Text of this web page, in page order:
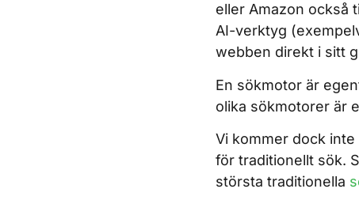
eller Amazon också
AI-verktyg
webben direkt i sitt
En sökmotor är
olika sökmotorer är
Vi kommer dock
för traditionellt sök.
största traditionella